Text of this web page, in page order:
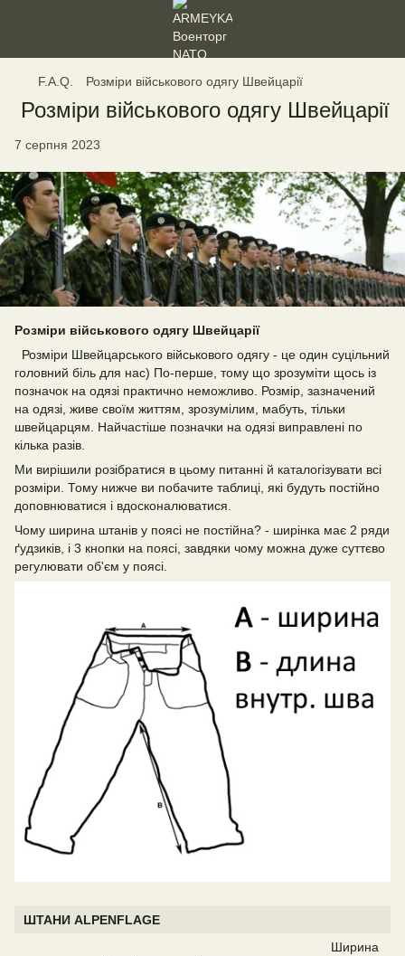
F.A.Q. Розміри військового одягу Швейцарії
Розміри військового одягу Швейцарії
7 серпня 2023
Розміри військового одягу Швейцарії
Розміри Швейцарського військового одягу - це один суцільний
головний біль для нас) По-перше, тому що зрозуміти щось із
позначок на одязі практично неможливо. Розмір, зазначений
на одязі, живе своїм життям, зрозумілим, мабуть, тільки
швейцарцям. Найчастіше позначки на одязі виправлені по
кілька разів.
Ми вирішили розібратися в цьому питанні й каталогізувати всі
розміри. Тому нижче ви побачите таблиці, які будуть постійно
доповнюватися і вдосконалюватися.
Чому ширина штанів у поясі не постійна? - ширінка має 2 ряди
ґудзиків, і 3 кнопки на поясі, завдяки чому можна дуже суттєво
регулювати об'єм у поясі.
ШТАНИ ALPENFLAGE
Ширина